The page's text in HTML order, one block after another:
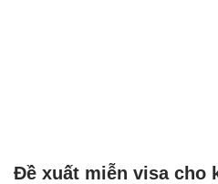
Đề xuất miễn visa cho